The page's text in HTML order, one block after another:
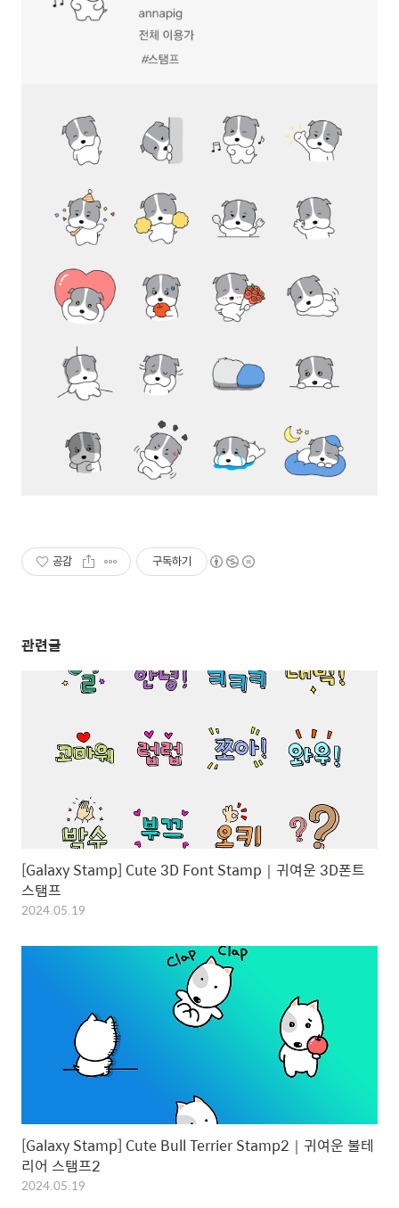
공감 구독하기
관련글
[Galaxy Stamp] Cute 3D Font Stamp｜귀여운 3D폰트
스탬프
2024.05.19
[Galaxy Stamp] Cute Bull Terrier Stamp2｜귀여운 불테
리어 스탬프2
2024.05.19